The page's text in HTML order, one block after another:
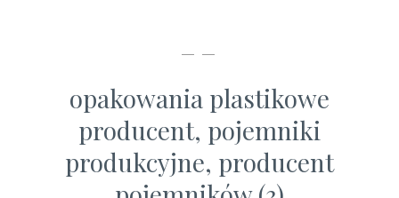
— —
opakowania plastikowe
producent, pojemniki
produkcyjne, producent